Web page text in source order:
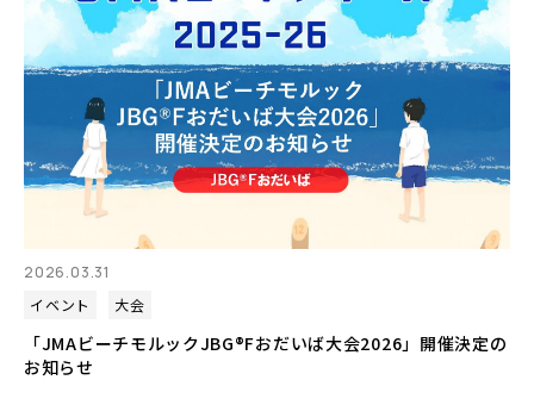
2026.03.31
イベント
大会
「JMAビーチモルックJBG®Fおだいば大会2026」開催決定の
お知らせ